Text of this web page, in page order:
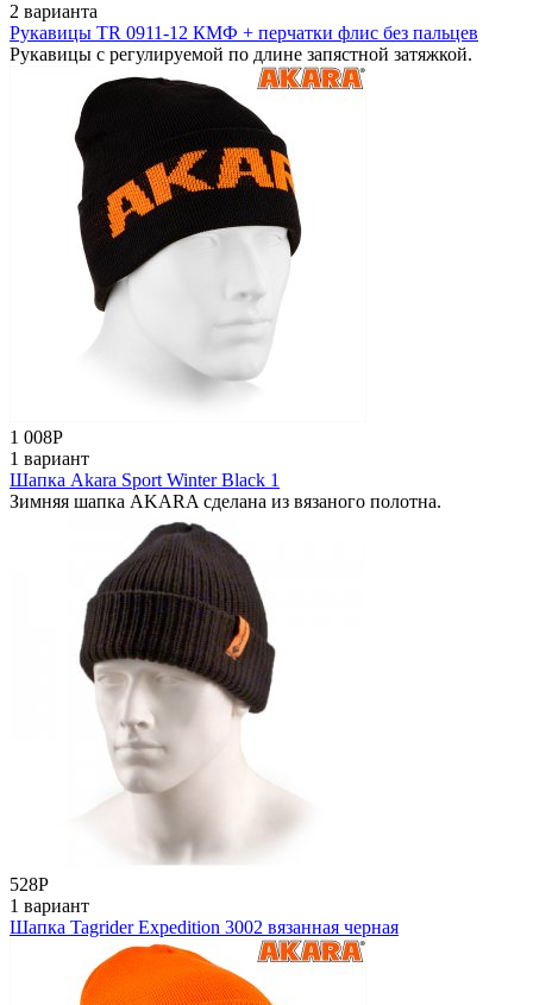
2 варианта
Рукавицы TR 0911-12 КМФ + перчатки флис без пальцев
Рукавицы с регулируемой по длине запястной затяжкой.
1 008Р
1 вариант
Шапка Akara Sport Winter Black 1
Зимняя шапка AKARA cделана из вязаного полотна.
528Р
1 вариант
Шапка Tagrider Expedition 3002 вязанная черная